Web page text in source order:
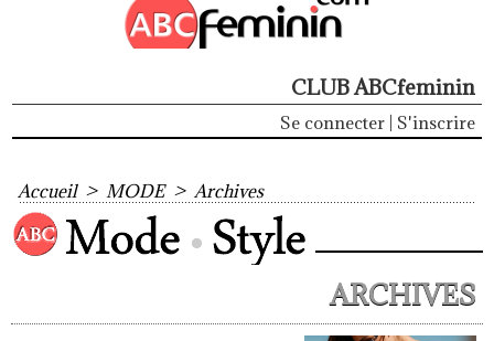
CLUB ABCfeminin
Se connecter S'inscrire
Accueil > MODE > Archives
ARCHIVES